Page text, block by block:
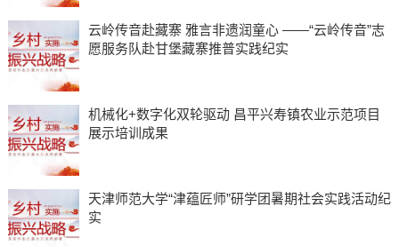
云岭传音赴藏寨 雅言非遗润童心 ——“云岭传音”志
愿服务队赴甘堡藏寨推普实践纪实
机械化+数字化双轮驱动 昌平兴寿镇农业示范项目
展示培训成果
天津师范大学“津蕴匠师”研学团暑期社会实践活动纪
实